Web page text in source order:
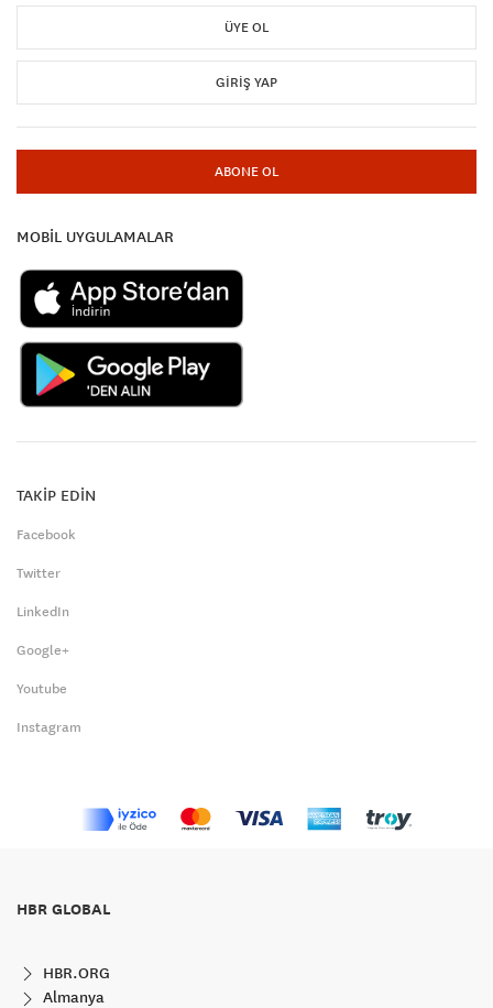
ÜYE OL
GIRIŞ YAP
ABONE OL
MOBİL UYGULAMALAR
TAKİP EDİN
Facebook
Twitter
LinkedIn
Google+
Youtube
Instagram
HBR GLOBAL
HBR.ORG
Almanya